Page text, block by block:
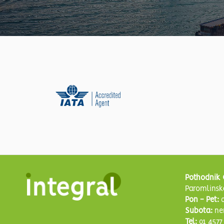
Pothodnik
Pon - Pet:
Subota:
Tel: 01